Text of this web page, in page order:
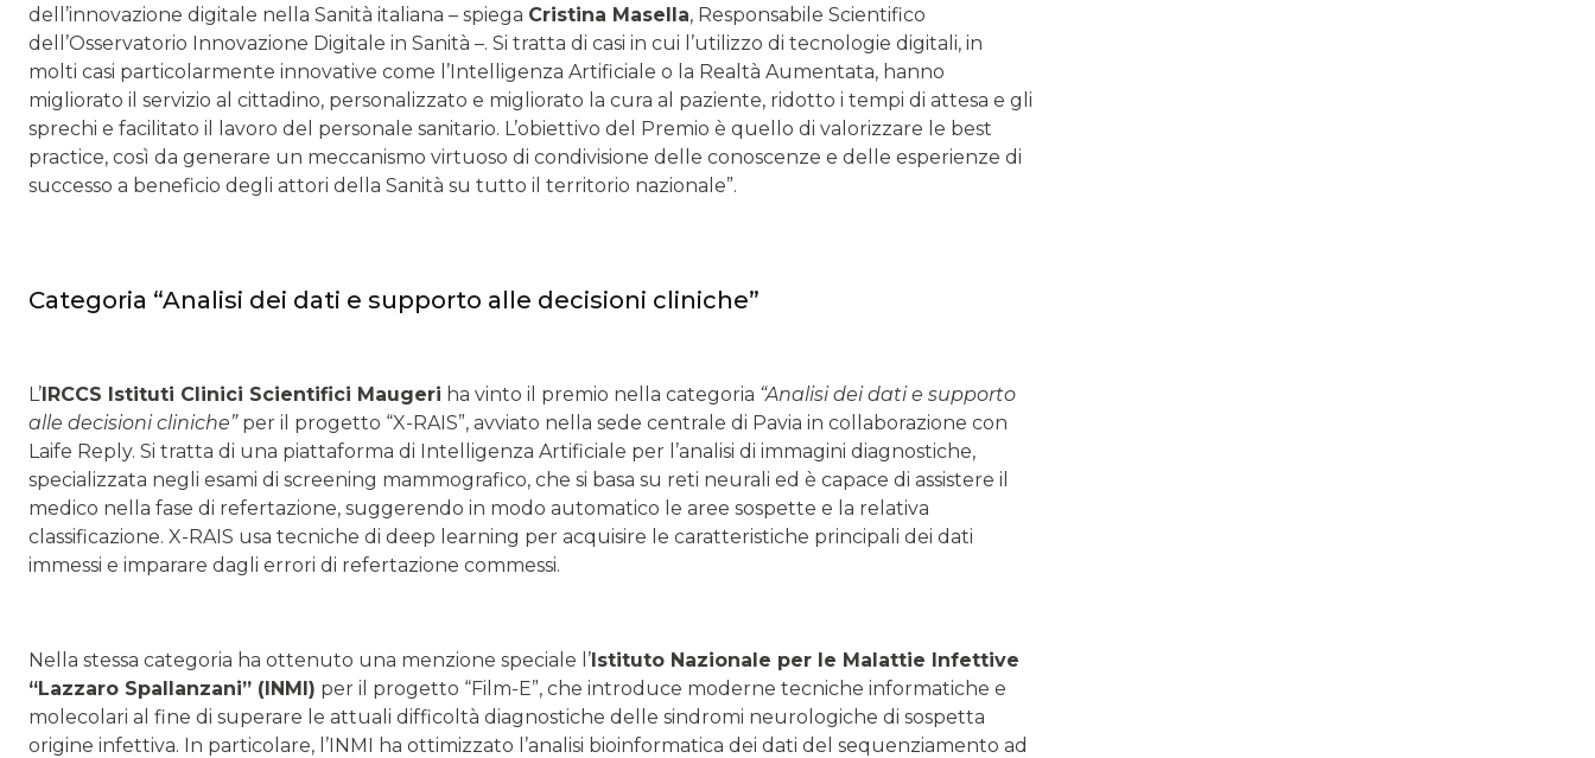
dell’innovazione digitale nella Sanità italiana – spiega Cristina Masella, Responsabile Scientifico
dell’Osservatorio Innovazione Digitale in Sanità –. Si tratta di casi in cui l’utilizzo di tecnologie digitali, in
molti casi particolarmente innovative come l’Intelligenza Artificiale o la Realtà Aumentata, hanno
migliorato il servizio al cittadino, personalizzato e migliorato la cura al paziente, ridotto i tempi di attesa e gli
sprechi e facilitato il lavoro del personale sanitario. L’obiettivo del Premio è quello di valorizzare le best
practice, così da generare un meccanismo virtuoso di condivisione delle conoscenze e delle esperienze di
successo a beneficio degli attori della Sanità su tutto il territorio nazionale”.
Categoria “Analisi dei dati e supporto alle decisioni cliniche”
L’IRCCS Istituti Clinici Scientifici Maugeri ha vinto il premio nella categoria “Analisi dei dati e supporto
alle decisioni cliniche”per il progetto “X-RAIS”, avviato nella sede centrale di Pavia in collaborazione con
Laife Reply. Si tratta di una piattaforma di Intelligenza Artificiale per l’analisi di immagini diagnostiche,
specializzata negli esami di screening mammografico, che si basa su reti neurali ed è capace di assistere il
medico nella fase di refertazione, suggerendo in modo automatico le aree sospette e la relativa
classificazione. X-RAIS usa tecniche di deep learning per acquisire le caratteristiche principali dei dati
immessi e imparare dagli errori di refertazione commessi.
Nella stessa categoria ha ottenuto una menzione speciale l’Istituto Nazionale per le Malattie Infettive
“Lazzaro Spallanzani” (INMI) per il progetto “Film-E”, che introduce moderne tecniche informatiche e
molecolari al fine di superare le attuali difficoltà diagnostiche delle sindromi neurologiche di sospetta
origine infettiva. In particolare, l’INMI ha ottimizzato l’analisi bioinformatica dei dati del sequenziamento ad